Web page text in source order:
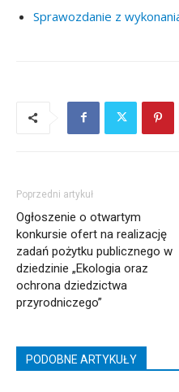
Sprawozdanie z
Poprzedni artykuł
Ogłoszenie o otwartym
konkursie ofert na realizację
zadań pożytku publicznego w
dziedzinie „Ekologia oraz
ochrona dziedzictwa
przyrodniczego”
PODOBNE ARTYKUŁY